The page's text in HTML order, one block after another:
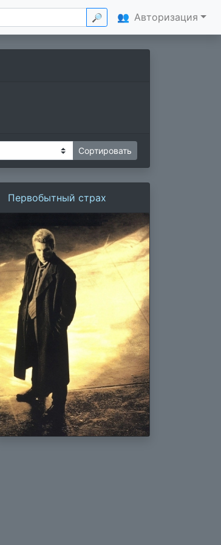
🔎 👥 Авторизация
Первобытный страх